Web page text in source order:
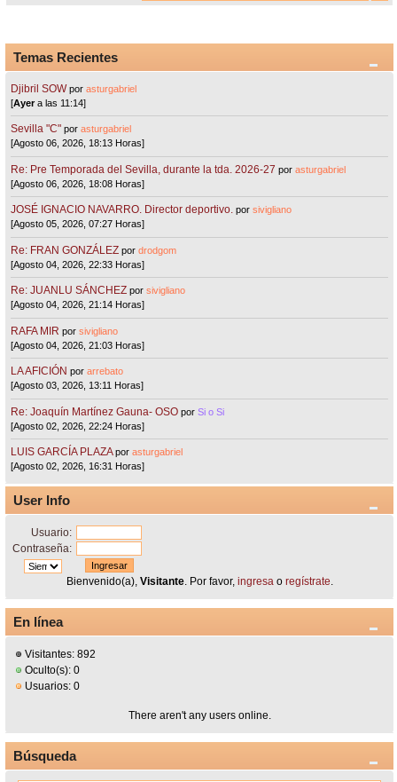
Temas Recientes
Djibril SOW porasturgabriel
[Ayera las 11:14]
Sevilla "C"porasturgabriel
[Agosto 06, 2026, 18:13 Horas]
Re: Pre Temporada del Sevilla, durante la tda. 2026-27 porasturgabriel
[Agosto 06, 2026, 18:08 Horas]
JOSÉ IGNACIO NAVARRO. Director deportivo. porsivigliano
[Agosto 05, 2026, 07:27 Horas]
Re: FRAN GONZÁLEZ pordrodgom
[Agosto 04, 2026, 22:33 Horas]
Re: JUANLU SÁNCHEZ porsivigliano
[Agosto 04, 2026, 21:14 Horas]
RAFA MIR porsivigliano
[Agosto 04, 2026, 21:03 Horas]
LA AFICIÓN porarrebato
[Agosto 03, 2026, 13:11 Horas]
Re: Joaquín Martínez Gauna- OSO porSi o Si
[Agosto 02, 2026, 22:24 Horas]
LUIS GARCÍA PLAZA porasturgabriel
[Agosto 02, 2026, 16:31 Horas]
User Info
Usuario:
Contraseña:
Bienvenido(a), Visitante. Por favor, ingresao regístrate.
En línea
Visitantes: 892
Oculto(s): 0
Usuarios: 0
There aren't any users online.
Búsqueda